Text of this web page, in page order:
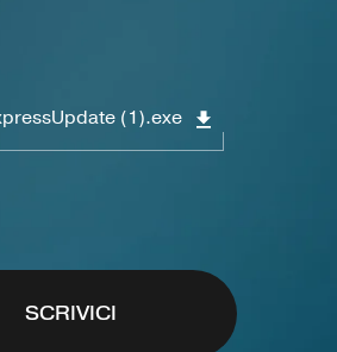
(1).exe
SCRIVICI